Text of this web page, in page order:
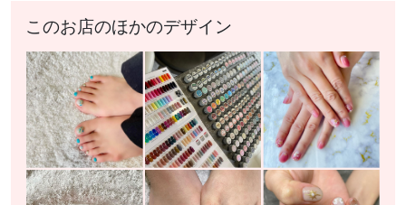
このお店のほかのデザイン